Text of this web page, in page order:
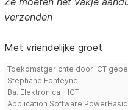
verzenden
Met vriendelijke groet
Toekomstgerichte door ICT
Stephane Fonteyne
Ba. Elektronica - ICT
Application Software